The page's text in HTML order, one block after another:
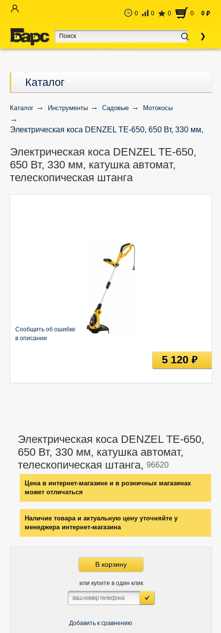
0 0 0 0 0 руб
Каталог
Каталог Инструменты Садовые Мотокосы
Электрическая коса DENZEL TE-650, 650 Вт, 330 мм,
Электрическая коса DENZEL TE-650,
650 Вт, 330 мм, катушка автомат,
телескопическая штанга
Электрическая коса DENZEL TE-650,
650 Вт, 330 мм, катушка автомат,
телескопическая штанга, 96620
Цена в интернет-магазине и в розничных магазинах
может отличаться
Наличие товара и актуальную цену уточняйте у
менеджера интернет-магазина
В корзину
или купите в один клик
Добавить к сравнению
Сообщить об ошибке
в описании
5 120руб